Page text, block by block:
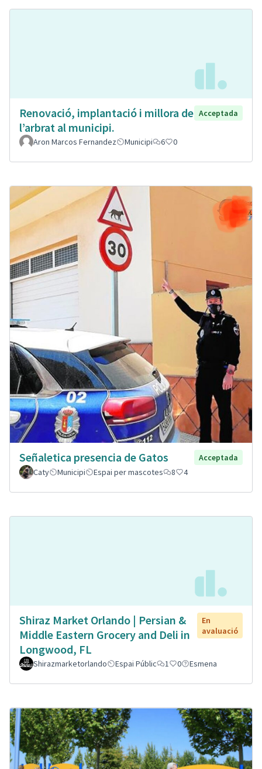
Renovació, implantació i millora de
l’arbrat al municipi.
Acceptada
Aron Marcos Fernandez Municipi 6 0
Señaletica presencia de Gatos
Acceptada
Caty
Municipi Espai per mascotes 8 4
Shiraz Market Orlando | Persian &
Middle Eastern Grocery and Deli in
Longwood, FL
En
avaluació
Shirazmarketorlando Espai Públic 1 0 Esmena